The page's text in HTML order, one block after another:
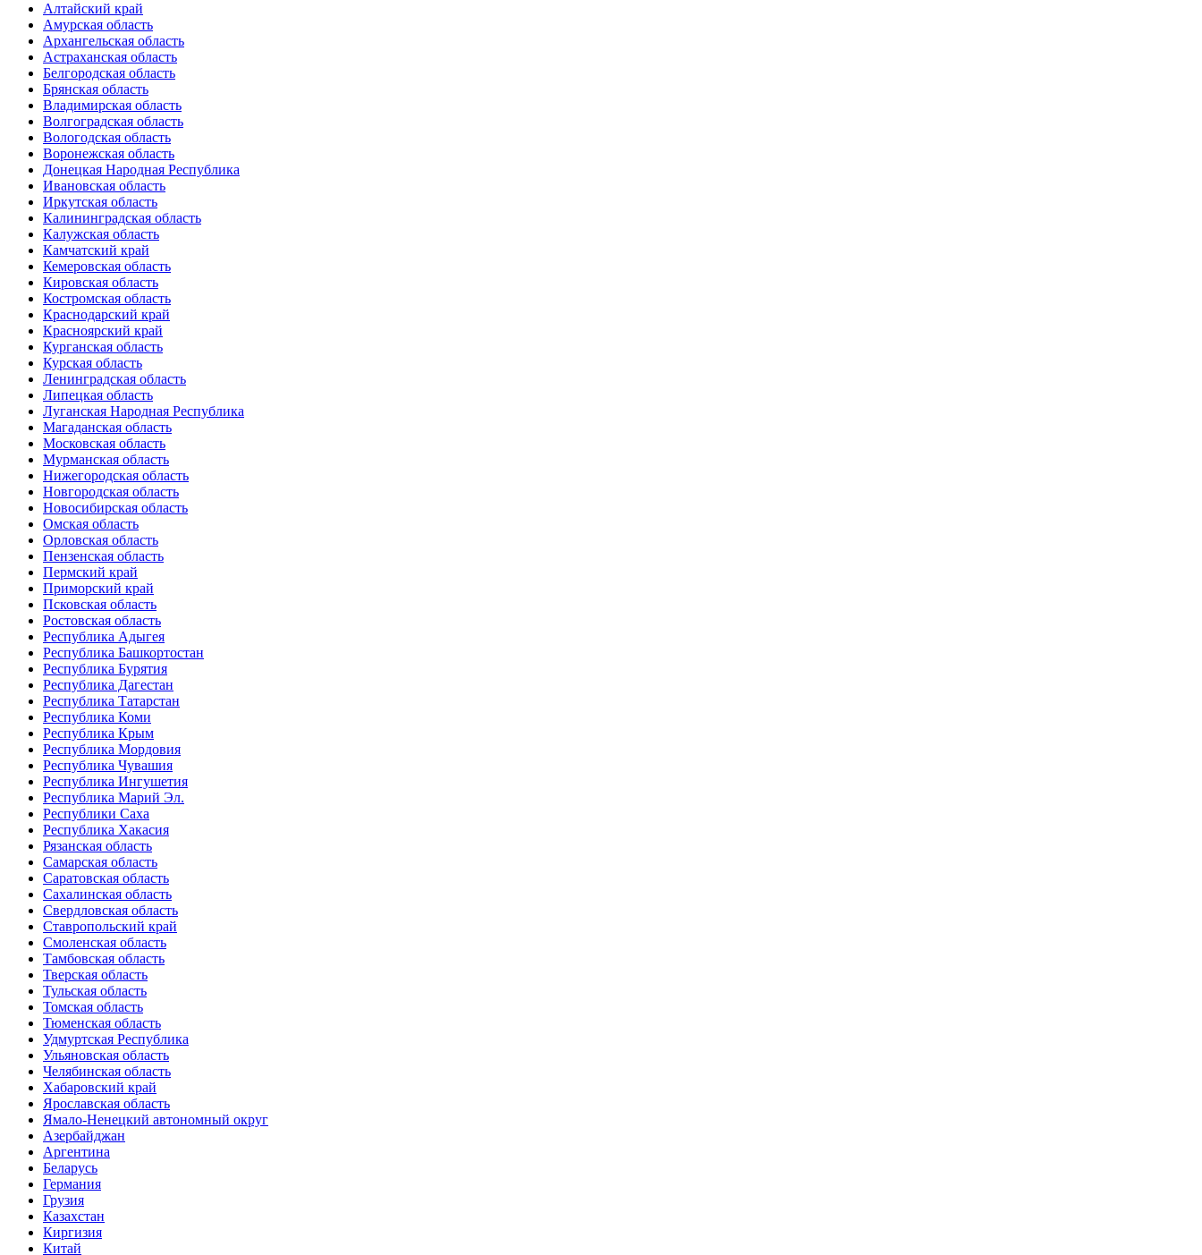
Алтайский край
Амурская область
Архангельская область
Астраханская область
Белгородская область
Брянская область
Владимирская область
Волгоградская область
Вологодская область
Воронежская область
Донецкая Народная Республика
Ивановская область
Иркутская область
Калининградская область
Калужская область
Камчатский край
Кемеровская область
Кировская область
Костромская область
Краснодарский край
Красноярский край
Курганская область
Курская область
Ленинградская область
Липецкая область
Луганская Народная Республика
Магаданская область
Московская область
Мурманская область
Нижегородская область
Новгородская область
Новосибирская область
Омская область
Орловская область
Пензенская область
Пермский край
Приморский край
Псковская область
Ростовская область
Республика Адыгея
Республика Башкортостан
Республика Бурятия
Республика Дагестан
Республика Татарстан
Республика Коми
Республика Крым
Республика Мордовия
Республика Чувашия
Республика Ингушетия
Республика Марий Эл.
Республики Саха
Республика Хакасия
Рязанская область
Самарская область
Саратовская область
Сахалинская область
Свердловская область
Ставропольский край
Смоленская область
Тамбовская область
Тверская область
Тульская область
Томская область
Тюменская область
Удмуртская Республика
Ульяновская область
Челябинская область
Хабаровский край
Ярославская область
Ямало-Ненецкий автономный округ
Азербайджан
Аргентина
Беларусь
Германия
Грузия
Казахстан
Киргизия
Китай